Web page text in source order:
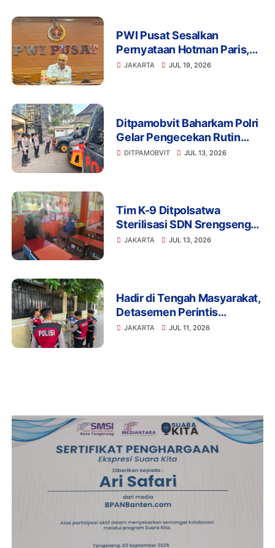
PWI Pusat Sesalkan
Pernyataan Hotman Paris,
Minta Hormati Martabat
JAKARTA JUL 19, 2026
Ditpamobvit Baharkam Polri
Gelar Pengecekan Rutin
Kendaraan Dinas dan
DITPAMOBVIT JUL 13, 2026
Tim K-9 Ditpolsatwa
Sterilisasi SDN Srengseng
Sawah 15 Jaksel Usai
JAKARTA JUL 13, 2026
Hadir di Tengah Masyarakat,
Detasemen Perintis
Korsabhara Polri Gelar
JAKARTA JUL 11, 2026